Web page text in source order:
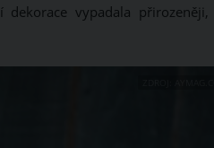
vypadala